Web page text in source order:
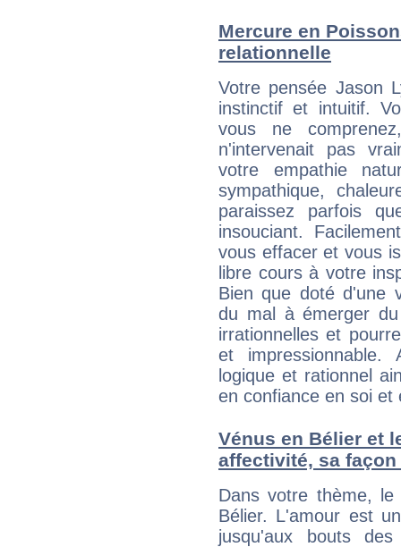
Mercure en
relationnelle
Votre pensée Jason
instinctif et intuitif.
vous ne
n'intervenait pas
votre empathie
sympathique,
paraissez parfois
insouciant.
vous effacer et vous
libre cours à votre
Bien que doté d'une
du mal à émerger
irrationnelles et
et
logique et rationnel
en confiance en soi
Vénus en Bélier et
affectivité, sa
Dans votre thème,
Bélier. L'amour est
jusqu'aux bouts